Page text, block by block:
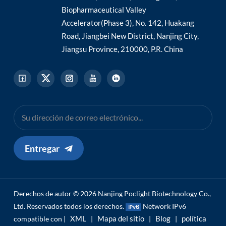
Biopharmaceutical Valley
Accelerator(Phase 3), No. 142, Huakang
Road, Jiangbei New District, Nanjing City,
Jiangsu Province, 210000, P.R. China
Entregar
Derechos de autor © 2026 Nanjing Poclight Biotechnology Co.,
Ltd. Reservados todos los derechos.
Network IPv6
compatible con | XML | Mapa del sitio | Blog | política